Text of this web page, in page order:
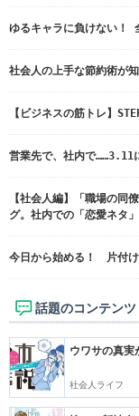
ゆるキャラに負けない！
社会人の上手な節約術が
【ビジネスの筋トレ】
営業先で、社内で……3.11
【社会人編】「職場の同
グ。社内での「恋愛ネタ
今日から始める！ 片付
話題のコンテンツ
ウワサの真
社会人ライフ